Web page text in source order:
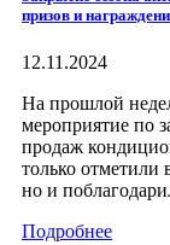
призов и
12.11.2024
На прошлой
мероприятие по
продаж
только
но и
Подробнее